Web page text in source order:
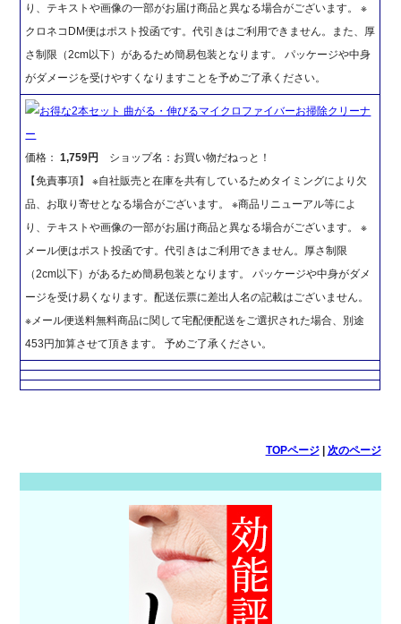
り、テキストや画像の一部がお届け商品と異なる場合がございます。 ※
クロネコDM便はポスト投函です。代引きはご利用できません。また、厚
さ制限（2cm以下）があるため簡易包装となります。 パッケージや中身
がダメージを受けやすくなりますことを予めご了承ください。
お得な2本セット 曲がる・伸びるマイクロファイバーお掃除クリーナ
ー
価格：1,759円
ショップ名：お買い物だねっと！
【免責事項】 ※自社販売と在庫を共有しているためタイミングにより欠
品、お取り寄せとなる場合がございます。 ※商品リニューアル等によ
り、テキストや画像の一部がお届け商品と異なる場合がございます。 ※
メール便はポスト投函です。代引きはご利用できません。厚さ制限
（2cm以下）があるため簡易包装となります。 パッケージや中身がダメ
ージを受け易くなります。配送伝票に差出人名の記載はございません。
※メール便送料無料商品に関して宅配便配送をご選択された場合、別途
453円加算させて頂きます。 予めご了承ください。
TOPページ| 次のページ